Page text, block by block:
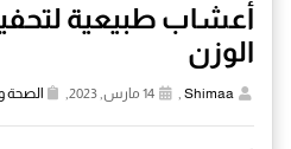
أعشاب طبيعية
الوزن
Shimaa
, الصحة